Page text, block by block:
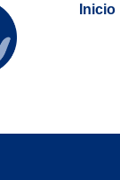
Inicio